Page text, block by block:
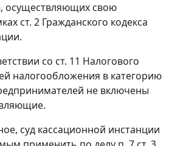
осуществляющих свою
ст. 2 Гражданского кодекса
со ст. 11 Налогового
налогообложения в категорию
не включены
суд кассационной инстанции